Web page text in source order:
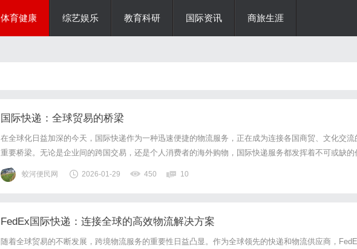
体育健康 综艺娱乐 教育科研 国际资讯 商旅生涯
国际快递：全球贸易的桥梁
在全球化日益加深的今天，国际快递作为一种迅速便捷的物流服务，正在成为连接各国商贸、文化交流
重要桥梁。无论是企业间的跨国交易，还是个人消费者的海外购物，国际快递服务都发挥着不可或缺的
用。首先，国际快递的迅速发展，得益于科技的进步和物流网络的完善。随着信息技术的飞速发展，快
公司能够实时追踪包裹的位置，提供透明的信息服务。消费者只需在手机上轻轻一按，便可以了...
蛟河便民网 2026-01-29 450 10
FedEx国际快递：连接全球的高效物流解决方案
随着全球贸易的不断发展，跨境物流服务的重要性日益凸显。作为全球领先的快递和物流供应商，